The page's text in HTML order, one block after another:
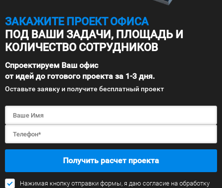
ЗАКАЖИТЕ ПРОЕКТ ОФИСА
ПОД ВАШИ ЗАДАЧИ, ПЛОЩАДЬ И
КОЛИЧЕСТВО СОТРУДНИКОВ
Спроектируем Ваш офис
от идей до готового проекта за 1-3 дня.
Оставьте заявку и получите бесплатный проект
Получить расчет проекта
Нажимая кнопку отправки формы, я даю согласие на обработку